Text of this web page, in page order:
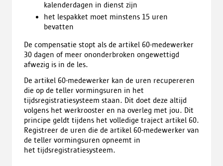
kalenderdagen in dienst zijn
het lespakket moet minstens 15 uren
bevatten
De compensatie stopt als de artikel 60-medewerker
30 dagen of meer ononderbroken ongewettigd
afwezig is in de les.
De artikel 60-medewerker kan de uren recupereren
die op de teller vormingsuren in het
tijdsregistratiesysteem staan. Dit doet deze altijd
volgens het werkrooster en na overleg met jou. Dit
principe geldt tijdens het volledige traject artikel 60.
Registreer de uren die de artikel 60-medewerker van
de teller vormingsuren opneemt in
het tijdsregistratiesysteem.